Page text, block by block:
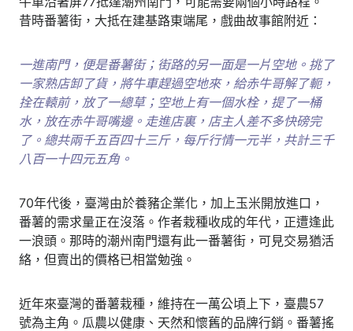
昔時番薯街，大抵在建基路東端尾，戲曲故事館附近：
一進南門，便是番薯街；街路的另一面是一片空地。挑了
一家熟店卸了貨，將牛車趕過空地來，給赤牛哥解了軛，
拴在轅前，放了一總草；空地上有一個水栓，提了一桶
水，放在赤牛哥嘴邊。走進店裏，店主人差不多快磅完
了。總共兩千五百四十三斤，每斤行情一元半，共計三千
八百一十四元五角。
70年代後，臺灣由於養豬企業化，加上玉米開放進口，
番薯的需求量正在沒落。作者栽種收成的年代，正遭逢此
一浪頭。那時的潮州南門還有此一番薯街，可見交易猶活
絡，但賣出的價格已相當勉強。
近年來臺灣的番薯栽種，維持在一萬公頃上下，臺農57
號為主角。瓜農以健康、天然和懷舊的品牌行銷。番薯搖